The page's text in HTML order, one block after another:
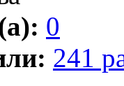
0
241